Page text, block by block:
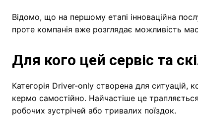
Відомо, що на першому етапі інноваційна
проте компанія вже розглядає можливість
Для кого цей сервіс та
Категорія Driver-only створена для ситуацій,
кермо самостійно. Найчастіше це
робочих зустрічей або тривалих поїздок.